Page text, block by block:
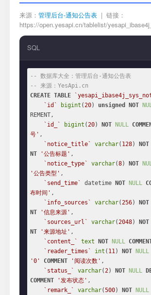
来源： 管理后台-通知公告表 | 链接：
https://open.yesapi.cn/tablelist/
SQL
-- 数据库大全：管理后台-通知公告表
-- 来源：YesApi.cn
CREATE TABLE
`id`
bigint (20) unsigned NOT
REMENT,
`id_`
bigint (20) NOT NULL
号' ,
`notice_title`
varchar( 128) NOT
NT
'公告标题' ,
`notice_type`
varchar(8) NOT
'公告类型' ,
`send_time`
datetime NOT NULL
布时间' ,
`info_sources`
varchar(256) NOT
NT
'信息来源' ,
`sources_url`
varchar(2048) NOT
NT
'来源地址' ,
`content_`
text NOT NULL
`reader_times`
int ( 11) NOT NULL
'0'
COMMENT '阅读次数' ,
`status_`
varchar(2) NOT NULL
COMMENT
'发布状态' ,
`remark_`
varchar(500) NOT NULL